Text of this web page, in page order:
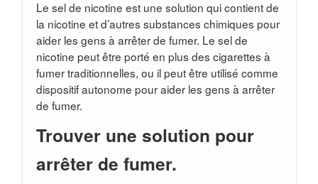
Le sel de nicotine est une solution qui contient de
la nicotine et d’autres substances chimiques pour
aider les gens à arrêter de fumer. Le sel de
nicotine peut être porté en plus des cigarettes à
fumer traditionnelles, ou il peut être utilisé comme
dispositif autonome pour aider les gens à arrêter
de fumer.
Trouver une solution pour
arrêter de fumer.